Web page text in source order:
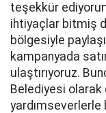
teşekkür
ihtiyaçlar bitmiş
bölgesiyle
kampanyada
ulaştırıyoruz.
Belediyesi
yardımseverlerle